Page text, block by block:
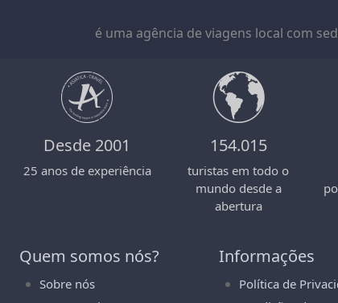
é uma agência de viagens local com
Desde 2001
25 anos de experiência
154.015
turistas em todo o
mundo desde a
abertura
Quem somos nós?
Sobre nós
Informações
Política de